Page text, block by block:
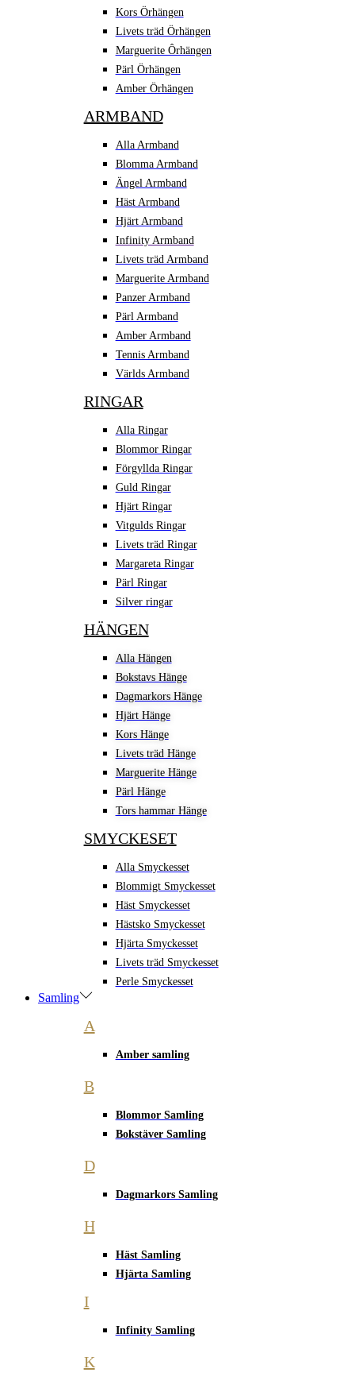
Kors Örhängen
Livets träd Örhängen
Marguerite Ôrhängen
Pärl Örhängen
Amber Örhängen
ARMBAND
Alla Armband
Blomma Armband
Ängel Armband
Häst Armband
Hjärt Armband
Infinity Armband
Livets träd Armband
Marguerite Armband
Panzer Armband
Pärl Armband
Amber Armband
Tennis Armband
Världs Armband
RINGAR
Alla Ringar
Blommor Ringar
Förgyllda Ringar
Guld Ringar
Hjärt Ringar
Vitgulds Ringar
Livets träd Ringar
Margareta Ringar
Pärl Ringar
Silver ringar
HÄNGEN
Alla Hängen
Bokstavs Hänge
Dagmarkors Hänge
Hjärt Hänge
Kors Hänge
Livets träd Hänge
Marguerite Hänge
Pärl Hänge
Tors hammar Hänge
SMYCKESET
Alla Smyckesset
Blommigt Smyckesset
Häst Smyckesset
Hästsko Smyckesset
Hjärta Smyckesset
Livets träd Smyckesset
Perle Smyckesset
Samling
A
Amber samling
B
Blommor Samling
Bokstäver Samling
D
Dagmarkors Samling
H
Häst Samling
Hjärta Samling
I
Infinity Samling
K